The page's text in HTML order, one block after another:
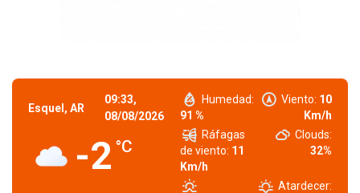
Esquel, AR
09:33,
08/08/2026
-2 °C
Humedad:
91 %
Viento: 10
Km/h
Ráfagas
de viento: 11
Km/h
Clouds:
32%
Atardecer: